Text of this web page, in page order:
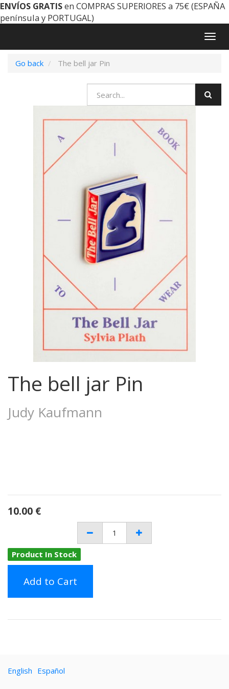
ENVÍOS GRATISen COMPRAS SUPERIORES a 75€ (ESPAÑA
península y PORTUGAL)
Go back
The bell jar Pin
The bell jar Pin
Judy Kaufmann
10.00 €
Product In Stock
Add to Cart
English Español